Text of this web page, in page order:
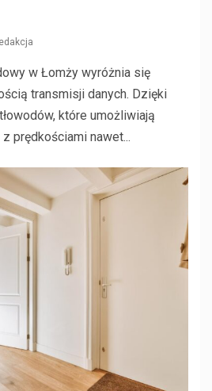
w Łomży wyróżnia się
transmisji danych. Dzięki
które umożliwiają
prędkościami nawet...